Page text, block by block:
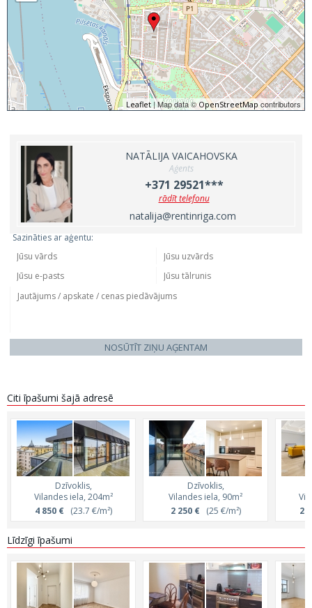
Leaflet | Map data ©OpenStreetMapcontributors
NATĀLIJA VAICAHOVSKA
Aģents
+371 29521***
rādīt telefonu
natalija@rentinriga.com
Sazināties ar aģentu:
NOSŪTĪT ZIŅU AĢENTAM
Citi īpašumi šajā adresē
Dzīvoklis,
Vilandes iela, 204m²
4 850 €(23.7 €/m²)
Dzīvoklis,
Vilandes iela, 90m²
2 250 €(25 €/m²)
2
Līdzīgi īpašumi